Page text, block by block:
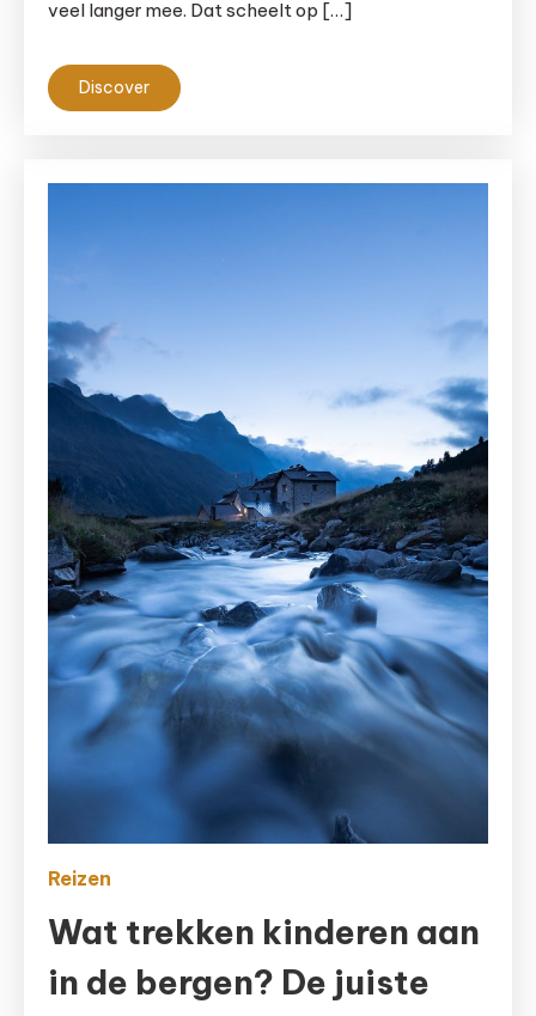
veel langer mee. Dat scheelt op […]
Discover
Reizen
Wat trekken kinderen aan
in de bergen? De juiste